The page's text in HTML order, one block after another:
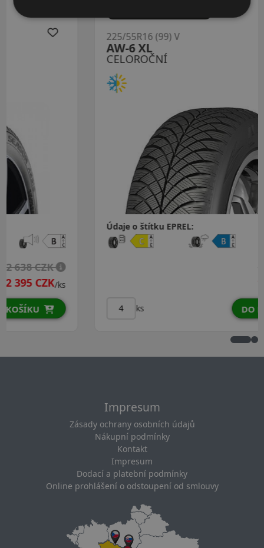
225/55R16 (99) V
Údaje o štítku EPREL:
ks
Impresum
Zásady ochrany osobních údajů
Nákupní podmínky
Kontakt
Impresum
Dodací a platební podmínky
Online prohlášení o odstoupení od smlouvy